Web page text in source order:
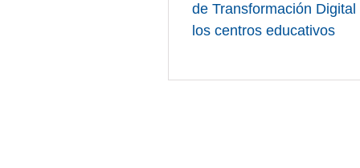
de Transformación
los centros educativos